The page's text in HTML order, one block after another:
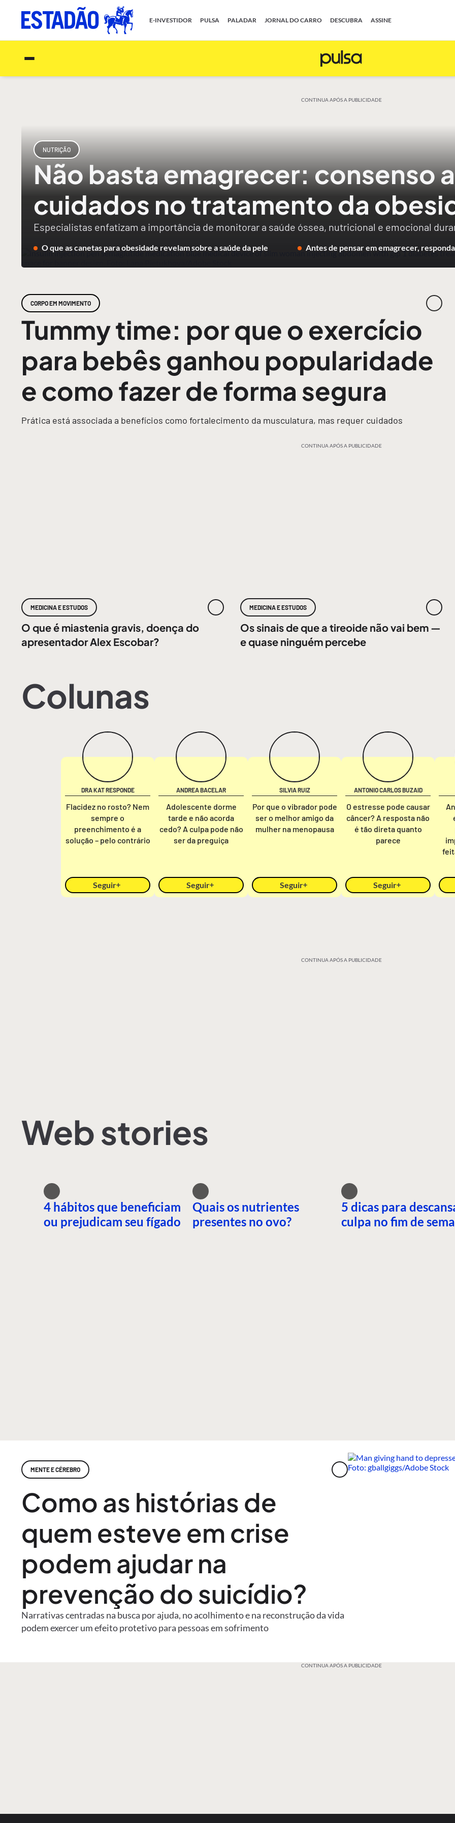
E-INVESTIDOR PULSA PALADAR JORNAL DO CARRO DESCUBRA ASSINE
CONTINUA APÓS A PUBLICIDADE
NUTRIÇÃO
Não basta emagrecer: consenso
cuidados no tratamento da
Especialistas enfatizam a importância de monitorar a saúde óssea, nutricional e emocional
O que as canetas para obesidade revelam sobre a saúde da pele Antes de pensar em emagrecer,
CORPO EM MOVIMENTO
Tummy time: por que o exercício
para bebês ganhou popularidade
e como fazer de forma segura
Prática está associada a benefícios como fortalecimento da musculatura, mas requer cuidados
CONTINUA APÓS A PUBLICIDADE
MEDICINA E ESTUDOS
O que é miastenia gravis, doença do
apresentador Alex Escobar?
MEDICINA E ESTUDOS
Os sinais de que a tireoide não vai bem —
e quase ninguém percebe
Colunas
DRA KAT RESPONDE
Flacidez no rosto? Nem
sempre o
preenchimento é a
solução – pelo contrário
Seguir
ANDREA BACELAR
Adolescente dorme
tarde e não acorda
cedo? A culpa pode não
ser da preguiça
Seguir
SILVIA RUIZ
Por que o vibrador pode
ser o melhor amigo da
mulher na menopausa
Seguir
ANTONIO CARLOS BUZAID
O estresse pode causar
câncer? A resposta não
é tão direta quanto
parece
Seguir
CONTINUA APÓS A PUBLICIDADE
Web stories
4 hábitos que beneficiam
ou prejudicam seu fígado
Quais os nutrientes
presentes no ovo?
5 dicas para
culpa no fim de
MENTE E CÉREBRO
Como as histórias de
quem esteve em crise
podem ajudar na
prevenção do suicídio?
Narrativas centradas na busca por ajuda, no acolhimento e na reconstrução da vida
podem exercer um efeito protetivo para pessoas em sofrimento
CONTINUA APÓS A PUBLICIDADE